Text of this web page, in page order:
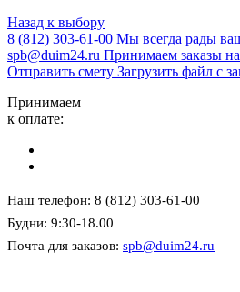
Назад к выбору
8 (812) 303-61-00 Мы всегда рады
spb@duim24.ru Принимаем заказы
Отправить смету Загрузить файл с
Принимаем
к оплате:
Наш телефон: 8 (812) 303-61-00
Будни: 9:30-18.00
Почта для заказов: spb@duim24.ru